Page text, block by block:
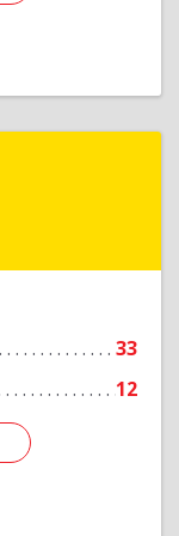
33
12